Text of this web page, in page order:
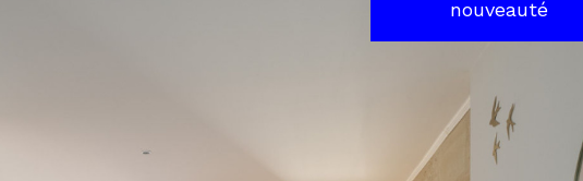
nouveauté